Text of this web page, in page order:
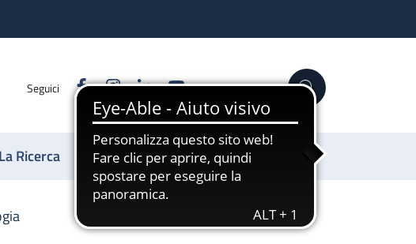
Seguici FacebookInstagram
LinkedinYouTube Cerca
La Ricerca Sostienici